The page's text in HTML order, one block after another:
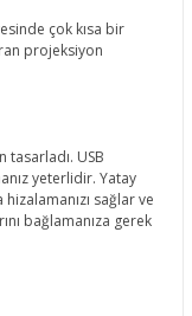
çok kısa bir
projeksiyon
tasarladı. USB
yeterlidir. Yatay
sağlar ve
bağlamanıza gerek